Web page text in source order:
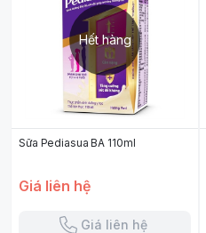
Hết hàng
Sữa Pediasua BA 110ml
Giá liên hệ
Giá liên hệ